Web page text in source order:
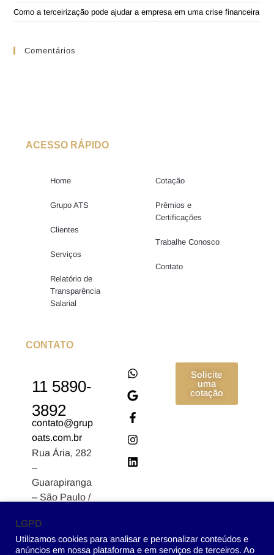
Como a terceirização pode ajudar a empresa em uma crise financeira
Comentários
ACESSO RÁPIDO
Home
Grupo ATS
Clientes
Serviços
Relatório de
Transparência
Salarial
Cotação
Prêmios e
Certificações
Trabalhe Conosco
Contato
CONTATO
11 5890-
3892
contato@grup
oats.com.br
Rua Ária, 282
–
Guarapiranga
– São Paulo /
04902-170
Solicite
uma
cotação
LGPD
Utilizamos cookies para analisar e personalizar conteúdos e
anúncios em nossa plataforma e em serviços de terceiros. Ao